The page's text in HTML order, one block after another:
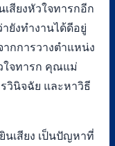
สียงหัวใจทารกอีก
ยังทำงานได้ดีอยู่
กการวางตำแหน่ง
ใจทารก คุณแม่
วินิจฉัย และหาวิธี
นเสียง เป็นปัญหาที่